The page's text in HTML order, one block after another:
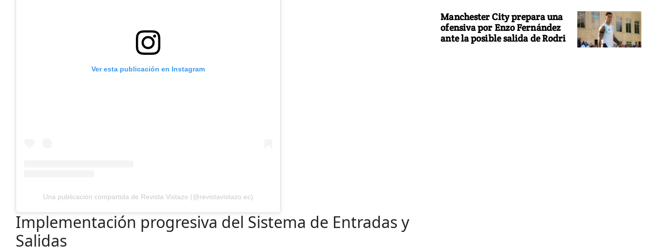
Ver esta publicación en Instagram
Una publicación compartida de Revista Vistazo (@revistavistazo.ec)
Implementación progresiva del Sistema de Entradas y
Salidas
Manchester City prepara una
ofensiva por Enzo Fernández
ante la posible salida de Rodri